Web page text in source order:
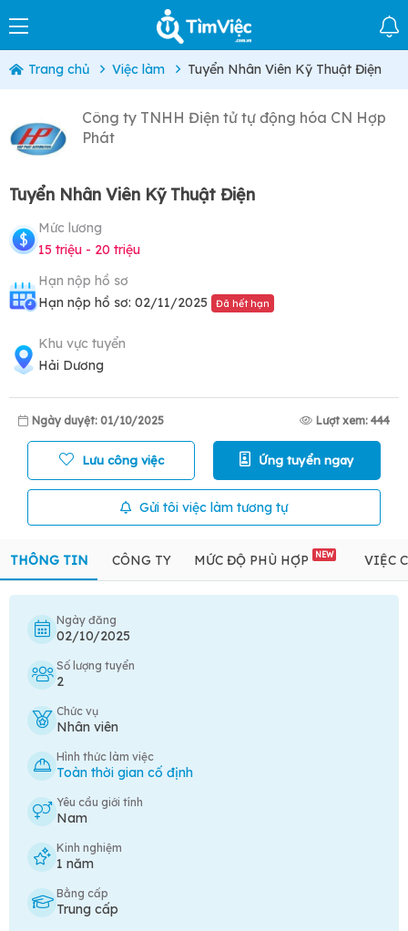
Trang chủ Việc làm Tuyển Nhân Viên Kỹ Thuật Điện
Công ty TNHH Điện tử tự động hóa CN Hợp
Phát
Tuyển Nhân Viên Kỹ Thuật Điện
Mức lương
15 triệu - 20 triệu
Hạn nộp hồ sơ
Hạn nộp hồ sơ: 02/11/2025
Đã hết hạn
Khu vực tuyển
Hải Dương
Ngày duyệt: 01/10/2025 Lượt xem: 444
Lưu công việc Ứng tuyển ngay
Gửi tôi việc làm tương tự
THÔNG TIN CÔNG TY MỨC ĐỘ PHÙ HỢP NEW VIỆC
Ngày đăng
02/10/2025
Số lượng tuyển
2
Chức vụ
Nhân viên
Hình thức làm việc
Toàn thời gian cố định
Yêu cầu giới tính
Nam
Kinh nghiệm
1 năm
Bằng cấp
Trung cấp